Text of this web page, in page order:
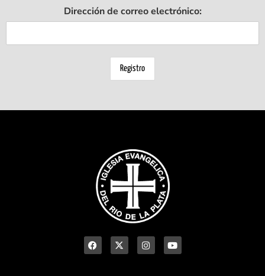
Dirección de correo electrónico: